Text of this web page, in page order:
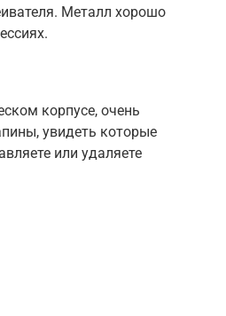
Металл хорошо
корпусе, очень
увидеть которые
или удаляете